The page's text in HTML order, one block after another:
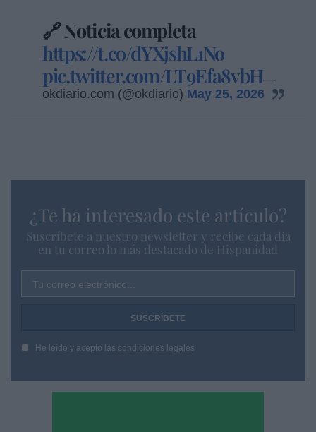
🔗 Noticia completa
https://t.co/dYXjshL1No
pic.twitter.com/LT9Efa8vbH—
okdiario.com (@okdiario) May 25, 2026
¿Te ha interesado este artículo?
Suscríbete a nuestro newsletter y recibe cada dia
en tu correo lo más destacado de Hispanidad
Tu correo electrónico...
He leído y acepto las condiciones legales